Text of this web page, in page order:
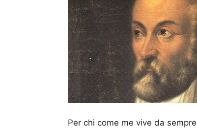
Per chi come me vive da